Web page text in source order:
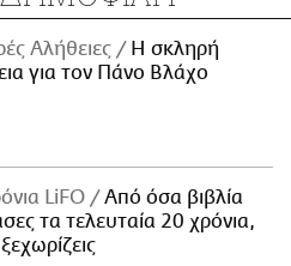
Αλήθειες
H σκληρή
για τον Πάνο Βλάχο
LiFO
Από όσα βιβλία
τα τελευταία 20 χρόνια,